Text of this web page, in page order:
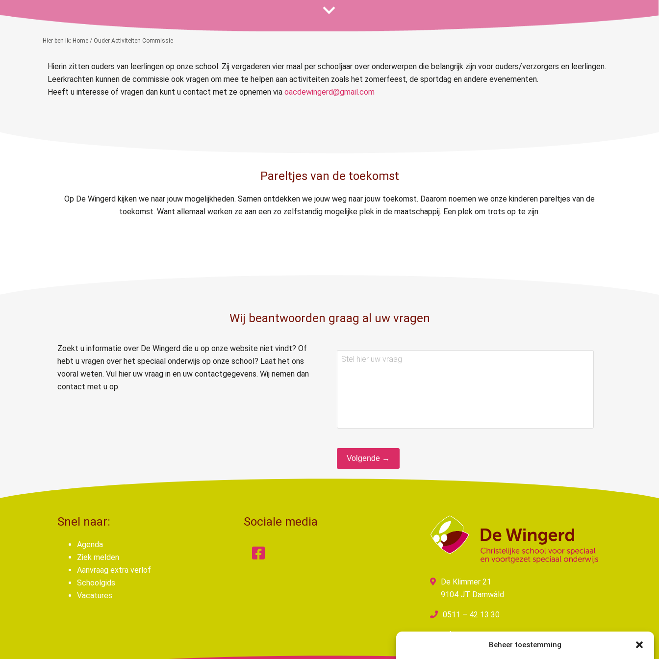
Beheer toestemming
Hier ben ik: Home / Ouder Activiteiten Commissie
Hierin zitten ouders van leerlingen op onze school. Zij vergaderen vier maal per schooljaar over onderwerpen die belangrijk zijn voor ouders/verzorgers en leerlingen.
Leerkrachten kunnen de commissie ook vragen om mee te helpen aan activiteiten zoals het zomerfeest, de sportdag en andere evenementen.
Heeft u interesse of vragen dan kunt u contact met ze opnemen via oacdewingerd@gmail.com
Pareltjes van de toekomst
Op De Wingerd kijken we naar jouw mogelijkheden. Samen ontdekken we jouw weg naar jouw toekomst. Daarom noemen we onze kinderen pareltjes van de
toekomst. Want allemaal werken ze aan een zo zelfstandig mogelijke plek in de maatschappij. Een plek om trots op te zijn.
Wij beantwoorden graag al uw vragen
Zoekt u informatie over De Wingerd die u op onze website niet vindt? Of
hebt u vragen over het speciaal onderwijs op onze school? Laat het ons
vooral weten. Vul hier uw vraag in en uw contactgegevens. Wij nemen dan
contact met u op.
Stel
hier
Volgende →
Snel naar:
Agenda
Ziek melden
Aanvraag extra verlof
Schoolgids
Vacatures
Sociale media
De Klimmer 21
9104 JT Damwâld
0511 – 42 13 30
info@dewingerd-damwald.nl